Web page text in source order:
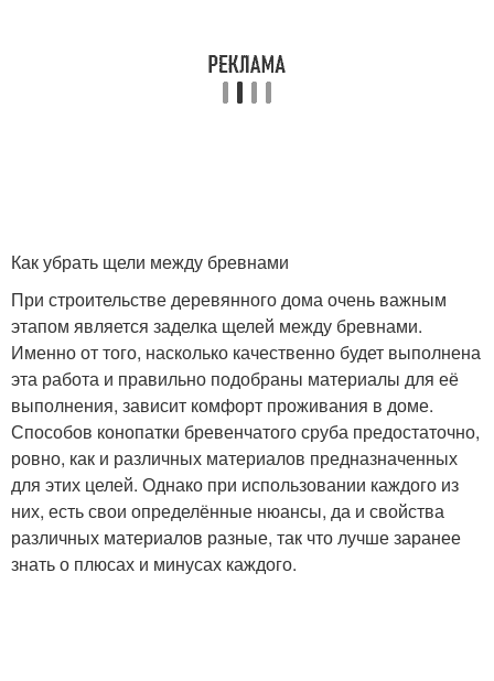
Как убрать щели между бревнами
При строительстве деревянного дома очень важным
этапом является заделка щелей между бревнами.
Именно от того, насколько качественно будет выполнена
эта работа и правильно подобраны материалы для её
выполнения, зависит комфорт проживания в доме.
Способов конопатки бревенчатого сруба предостаточно,
ровно, как и различных материалов предназначенных
для этих целей. Однако при использовании каждого из
них, есть свои определённые нюансы, да и свойства
различных материалов разные, так что лучше заранее
знать о плюсах и минусах каждого.